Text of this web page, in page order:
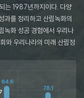
는 1987년까지이다. 다양
과를 정리하고 산림녹화의
녹화 성공 경험에서 우리나
와 우리나라의 미래 산림정